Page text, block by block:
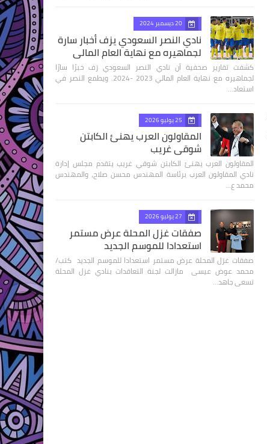
20 ديسمبر 2024
نادي النصر السعودي يزف أخبار سارة
لجماهيره مع نهاية العام المالي
كشفت تقارير صحفية أن نادي النصر السعودي زف خبرًا سارًا
لجماهيره مع نهاية العام المالي 2023 -2024. ويطمع النصر في
استعاد…
25 يوليو 2026
المقاولون العرب يهنئ الكابتن
شوقي غريب
المقاولون العرب يهنئ الكابتن شوقي غريب يتقدم مجلس إدارة
نادي المقاولون العرب برئاسة المهندس محسن صلاح، والمهندس
محمد ع…
27 يوليو 2026
صفقات غزل المحلة عرض مستمر
استعدادا للموسم الجديد
صفقات غزل المحلة عرض مستمر استعدادا للموسم الجديد كتب/
محمد عوض عيسى مازالت لجنة التعاقدات بنادي غزل المحلة
تسعى جاهد…